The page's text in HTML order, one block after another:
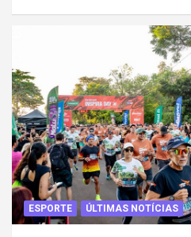
ESPORTE ÚLTIMAS NOTÍCIAS